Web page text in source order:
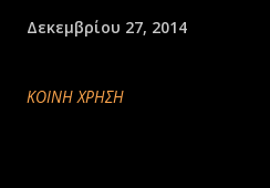
Δεκεμβρίου 27, 2014
ΚΟΙΝΉ ΧΡΉΣΗ